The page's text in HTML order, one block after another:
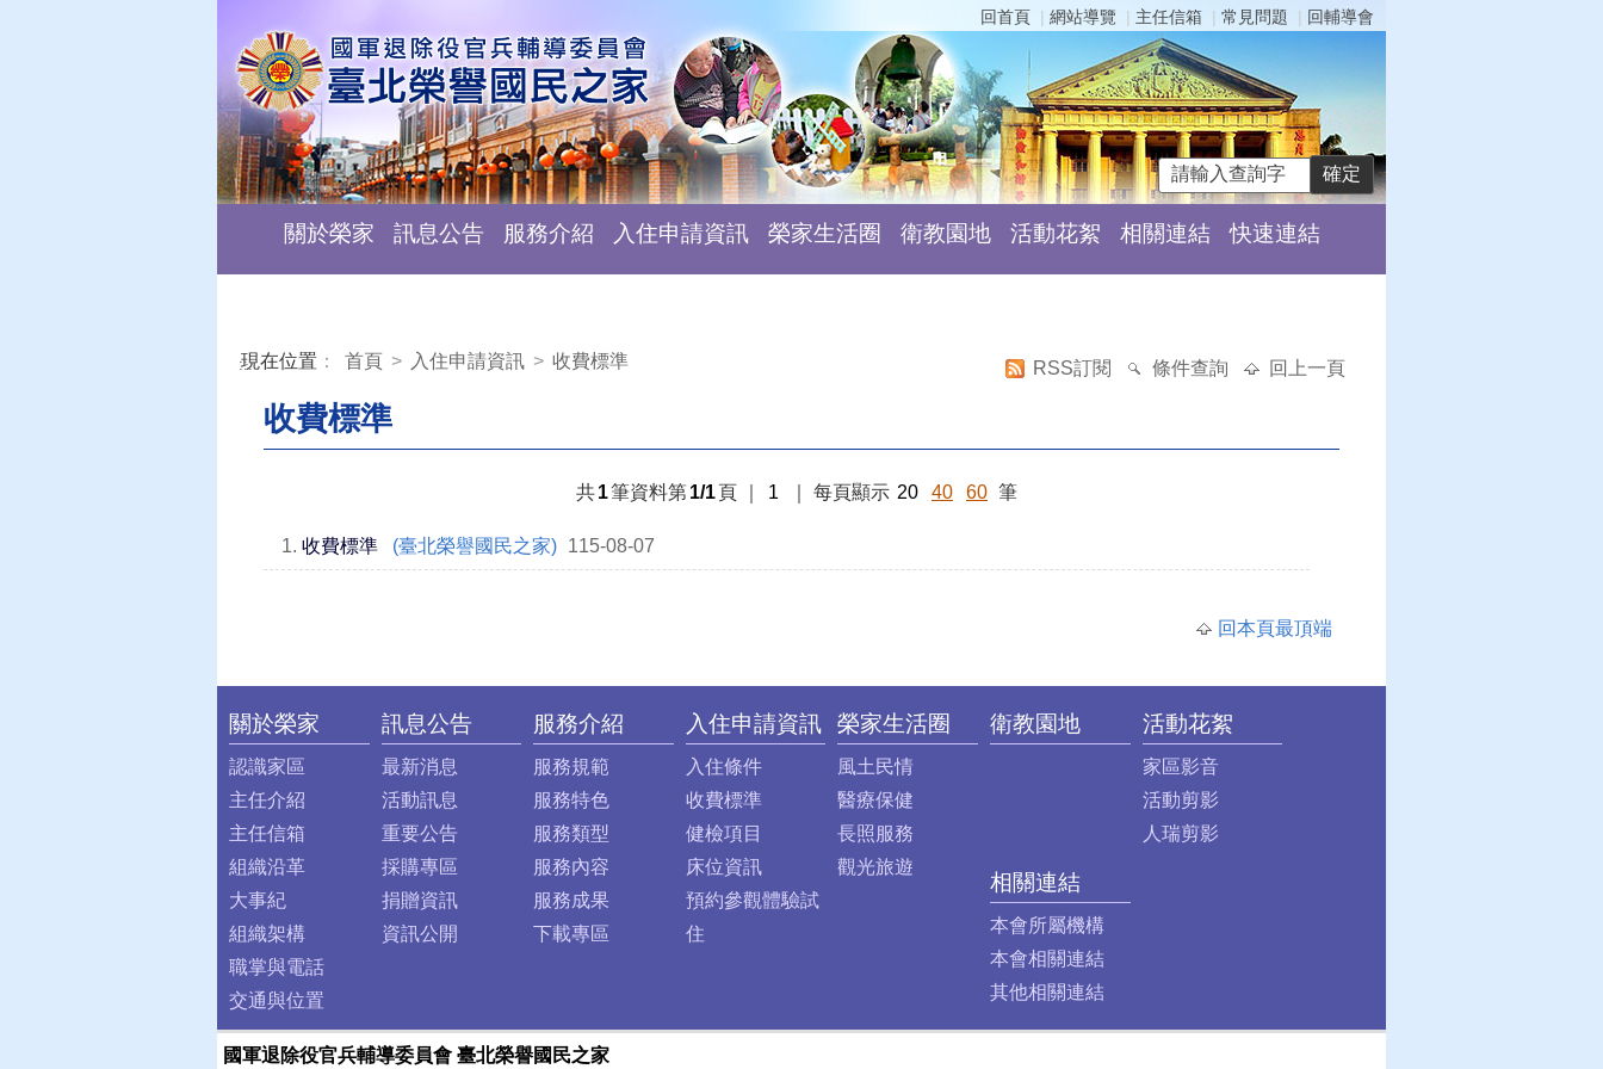
回首頁 網站導覽 主任信箱 常見問題 回輔導會
關於榮家 訊息公告 服務介紹 入住申請資訊 榮家生活圈 衛教園地 活動花絮 相關連結 快速連結
:::
現在位置 ： 首頁 > 入住申請資訊 > 收費標準 RSS訂閱 條件查詢 回上一頁
收費標準
共1筆資料第1/1頁 1 每頁顯示 20 40 60 筆
1. 收費標準 (臺北榮譽國民之家) 115-08-07
回本頁最頂端
:::
關於榮家
認識家區
主任介紹
主任信箱
組織沿革
大事紀
組織架構
職掌與電話
交通與位置
訊息公告
最新消息
活動訊息
重要公告
採購專區
捐贈資訊
資訊公開
服務介紹
服務規範
服務特色
服務類型
服務內容
服務成果
下載專區
入住申請資訊
入住條件
收費標準
健檢項目
床位資訊
預約參觀體驗試
住
榮家生活圈
風土民情
醫療保健
長照服務
觀光旅遊
衛教園地 活動花絮
家區影音
活動剪影
人瑞剪影
相關連結
本會所屬機構
本會相關連結
其他相關連結
國軍退除役官兵輔導委員會 臺北榮譽國民之家